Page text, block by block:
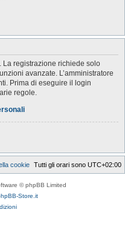
La registrazione richiede solo
avanzate. L’amministratore
Prima di eseguire il login
regole.
Tutti gli orari sono UTC+02:00
cookie
© phpBB Limited
Store.it